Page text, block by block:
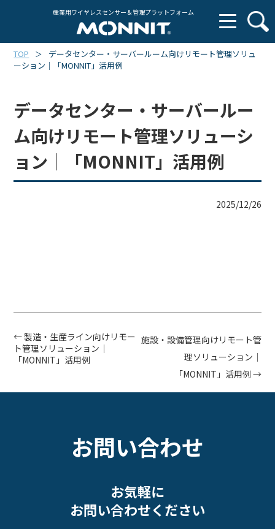
産業用ワイヤレスセンサー & 管理プラットフォーム
TOP ＞
データセンター・サーバールーム向けリモート管理ソリュ
ーション｜「MONNIT」活用例
データセンター・サーバールー
ム向けリモート管理ソリューシ
ョン｜「MONNIT」活用例
2025/12/26
投
稿
ビ
←製造・生産ライン向けリモー
ト管理ソリューション｜
「MONNIT」活用例
施設・設備管理向けリモート管
理ソリューション｜
「MONNIT」活用例 →
お問い合わせ
お気軽に
お問い合わせください